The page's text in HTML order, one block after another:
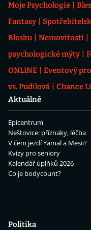
Moje Psychologie
Fantasy
Blesku
Nemovitosti
psychologické mýty
ONLINE
Eventový
vs. Pudilová
Chance
Aktuálně
Epicentrum
Neštovice: příznaky, léčba
V čem jezdí Yamal a Mesii?
Kvízy pro seniory
Kalendář úplňků 2026
Co je bodycount?
Politika